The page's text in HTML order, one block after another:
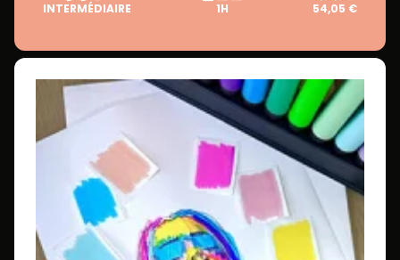
INTERMÉDIAIRE 1H 54,05 €